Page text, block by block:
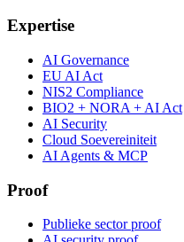
Expertise
AI Governance
EU AI Act
NIS2 Compliance
BIO2 + NORA + AI Act
AI Security
Cloud Soevereiniteit
AI Agents & MCP
Proof
Publieke sector proof